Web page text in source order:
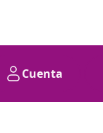
Cuenta